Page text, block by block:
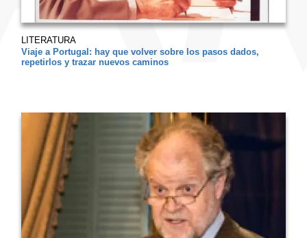
LITERATURA
Viaje a Portugal: hay que volver sobre los pasos dados,
repetirlos y trazar nuevos caminos